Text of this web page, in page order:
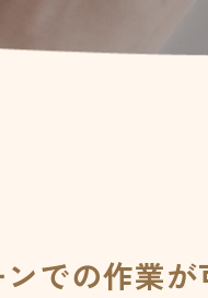
ンでの作業が